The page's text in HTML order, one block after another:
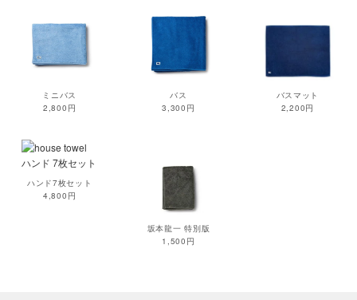
ミニバス
2,800円
バス
3,300円
バスマット
2,200円
ハンド7枚セット
4,800円
坂本龍一 特別版
1,500円